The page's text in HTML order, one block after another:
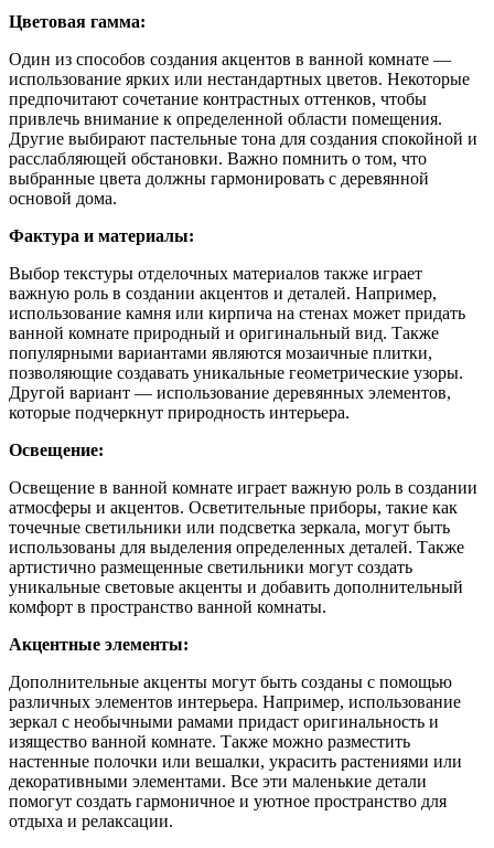
Цветовая гамма:
Один из способов создания акцентов в ванной комнате —
использование ярких или нестандартных цветов. Некоторые
предпочитают сочетание контрастных оттенков, чтобы
привлечь внимание к определенной области помещения.
Другие выбирают пастельные тона для создания спокойной и
расслабляющей обстановки. Важно помнить о том, что
выбранные цвета должны гармонировать с деревянной
основой дома.
Фактура и материалы:
Выбор текстуры отделочных материалов также играет
важную роль в создании акцентов и деталей. Например,
использование камня или кирпича на стенах может придать
ванной комнате природный и оригинальный вид. Также
популярными вариантами являются мозаичные плитки,
позволяющие создавать уникальные геометрические узоры.
Другой вариант — использование деревянных элементов,
которые подчеркнут природность интерьера.
Освещение:
Освещение в ванной комнате играет важную роль в создании
атмосферы и акцентов. Осветительные приборы, такие как
точечные светильники или подсветка зеркала, могут быть
использованы для выделения определенных деталей. Также
артистично размещенные светильники могут создать
уникальные световые акценты и добавить дополнительный
комфорт в пространство ванной комнаты.
Акцентные элементы:
Дополнительные акценты могут быть созданы с помощью
различных элементов интерьера. Например, использование
зеркал с необычными рамами придаст оригинальность и
изящество ванной комнате. Также можно разместить
настенные полочки или вешалки, украсить растениями или
декоративными элементами. Все эти маленькие детали
помогут создать гармоничное и уютное пространство для
отдыха и релаксации.